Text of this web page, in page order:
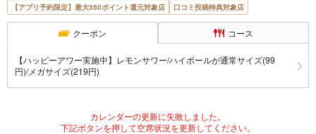
【アプリ予約限定】最大350ポイント還元対象店 口コミ投稿特典対象店
クーポン コース
【ハッピーアワー実施中】レモンサワー/ハイボールが通常サイズ(99
円)/メガサイズ(219円)
カレンダーの更新に失敗しました。
下記ボタンを押して空席状況を更新してください。